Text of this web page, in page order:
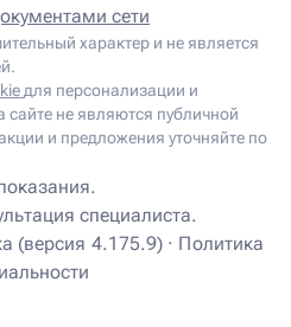
сети
характер и не является
для персонализации и
сайте не являются публичной
и предложения уточняйте по
(версия 4.175.9) · Политика
специалиста.